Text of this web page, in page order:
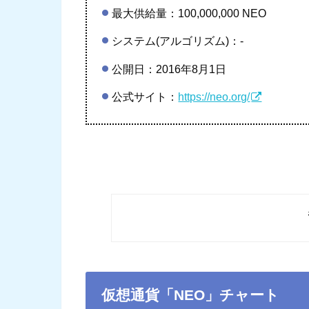
最大供給量：100,000,000 NEO
システム(アルゴリズム)：-
公開日：2016年8月1日
公式サイト： https://neo.org/
仮想通貨「NEO」チャート